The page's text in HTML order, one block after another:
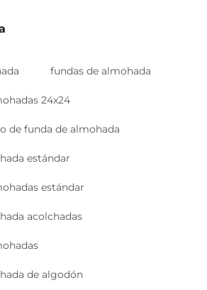
fundas de almohada
24x24
de funda de almohada
estándar
estándar
acolchadas
de algodón